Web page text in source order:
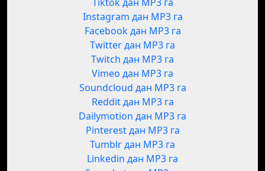
Instagram дан MP3 га
Facebook дан MP3 га
Twitter дан MP3 га
Twitch дан MP3 га
Vimeo дан MP3 га
Soundcloud дан MP3 га
Reddit дан MP3 га
Dailymotion дан MP3 га
Pinterest дан MP3 га
Tumblr дан MP3 га
Linkedin дан MP3 га